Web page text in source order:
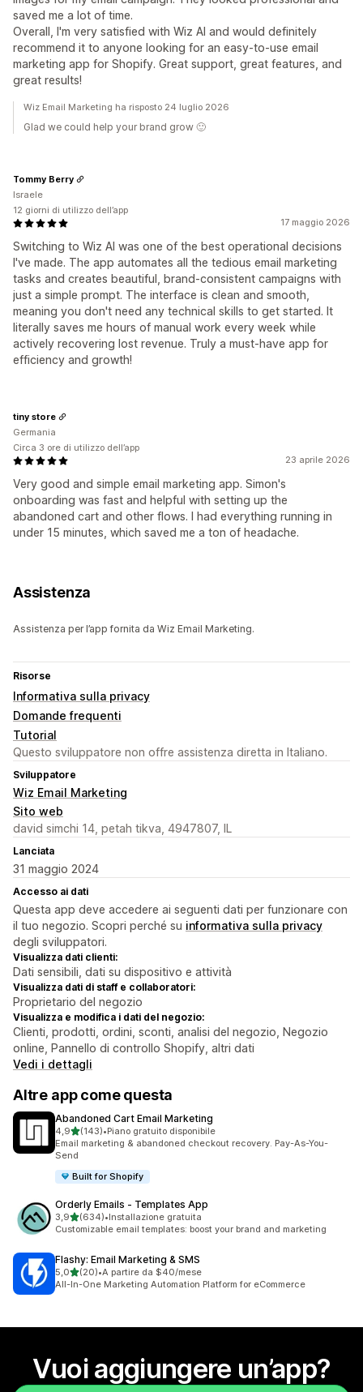
saved me a lot of time.
Overall, I'm very satisfied with Wiz AI and would definitely
recommend it to anyone looking for an easy-to-use email
marketing app for Shopify. Great support, great features, and
great results!
Wiz Email Marketing ha risposto 24 luglio 2026
Glad we could help your brand grow 🙂
17 maggio 2026
Switching to Wiz AI was one of the best operational decisions
I've made. The app automates all the tedious email marketing
tasks and creates beautiful, brand-consistent campaigns with
just a simple prompt. The interface is clean and smooth,
meaning you don't need any technical skills to get started. It
literally saves me hours of manual work every week while
actively recovering lost revenue. Truly a must-have app for
efficiency and growth!
Tommy Berry
Israele
12 giorni di utilizzo dell’app
23 aprile 2026
Very good and simple email marketing app. Simon's
onboarding was fast and helpful with setting up the
abandoned cart and other flows. I had everything running in
under 15 minutes, which saved me a ton of headache.
tiny store
Germania
Circa 3 ore di utilizzo dell’app
Assistenza
Assistenza per l’app fornita da Wiz Email Marketing.
Risorse
Informativa sulla privacy
Domande frequenti
Tutorial
Questo sviluppatore non offre assistenza diretta in Italiano.
Sviluppatore
Wiz Email Marketing
Sito web
david simchi 14, petah tikva, 4947807, IL
Lanciata
31 maggio 2024
Accesso ai dati
Questa app deve accedere ai seguenti dati per funzionare con
il tuo negozio. Scopri perché su informativa sulla privacy
degli sviluppatori.
Visualizza dati clienti:
Dati sensibili, dati su dispositivo e attività
Visualizza dati di staff e collaboratori:
Proprietario del negozio
Visualizza e modifica i dati del negozio:
Clienti, prodotti, ordini, sconti, analisi del negozio, Negozio
online, Pannello di controllo Shopify, altri dati
Vedi i dettagli
Altre app come questa
Abandoned Cart Email Marketing
4,9stelle su 5
(143)
143 recensioni totali
•Piano gratuito disponibile
Email marketing & abandoned checkout recovery. Pay-As-You-
Send
Built for Shopify
Orderly Emails ‑ Templates App
3,9stelle su 5
(634)
634 recensioni totali
•Installazione gratuita
Customizable email templates: boost your brand and marketing
Flashy: Email Marketing & SMS
5,0stelle su 5
(20)
20 recensioni totali
•A partire da $40/mese
All-In-One Marketing Automation Platform for eCommerce
Vuoi aggiungere un’app?